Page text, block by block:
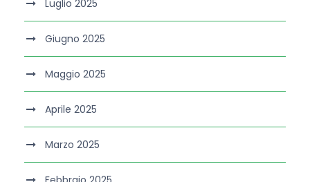
Luglio 2025
Giugno 2025
Maggio 2025
Aprile 2025
Marzo 2025